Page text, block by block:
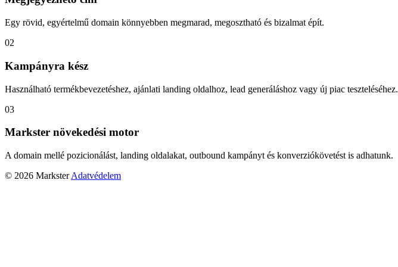
Egy rövid, egyértelmű domain könnyebben megmarad, megosztható és bizalmat épít.
02
Kampányra kész
Használható termékbevezetéshez, ajánlati landing oldalhoz, lead generáláshoz vagy új piac teszteléséhez.
03
Markster növekedési motor
A domain mellé pozicionálást, landing oldalakat, outbound kampányt és konverziókövetést is adhatunk.
© 2026 Markster Adatvédelem